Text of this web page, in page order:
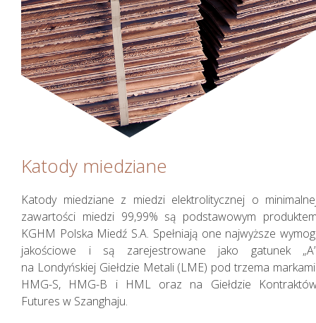
Katody miedziane
Katody miedziane z miedzi elektrolitycznej o
zawartości miedzi 99,99% są podstawowym
KGHM Polska Miedź S.A. Spełniają one najwyższe
jakościowe i są zarejestrowane jako gatunek
na Londyńskiej Giełdzie Metali (LME) pod trzema
HMG-S, HMG-B i HML oraz na Giełdzie
Futures w Szanghaju.